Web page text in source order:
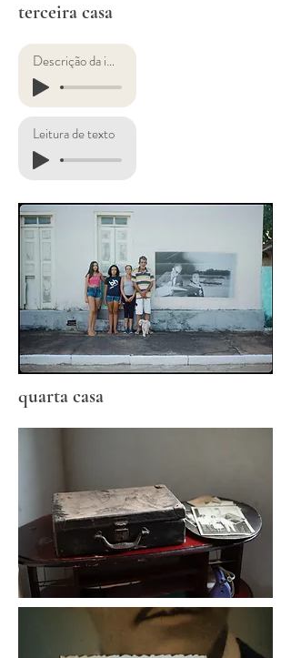
terceira casa
Descrição da imagem
Leitura de texto
quarta casa